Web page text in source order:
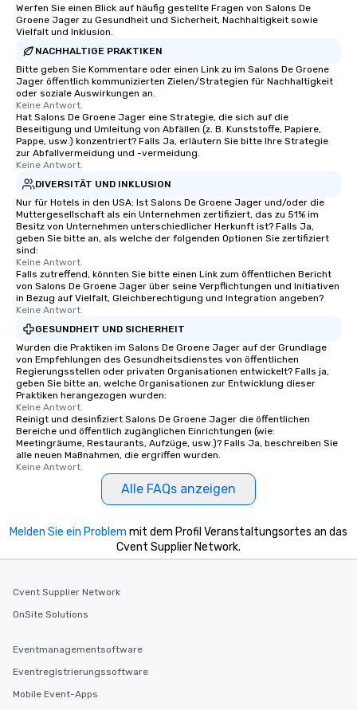
Werfen Sie einen Blick auf häufig gestellte Fragen von Salons De
Groene Jager zu Gesundheit und Sicherheit, Nachhaltigkeit sowie
Vielfalt und Inklusion.
NACHHALTIGE PRAKTIKEN
Bitte geben Sie Kommentare oder einen Link zu im Salons De Groene
Jager öffentlich kommunizierten Zielen/Strategien für Nachhaltigkeit
oder soziale Auswirkungen an.
Keine Antwort.
Hat Salons De Groene Jager eine Strategie, die sich auf die
Beseitigung und Umleitung von Abfällen (z. B. Kunststoffe, Papiere,
Pappe, usw.) konzentriert? Falls Ja, erläutern Sie bitte Ihre Strategie
zur Abfallvermeidung und -vermeidung.
Keine Antwort.
DIVERSITÄT UND INKLUSION
Nur für Hotels in den USA: Ist Salons De Groene Jager und/oder die
Muttergesellschaft als ein Unternehmen zertifiziert, das zu 51% im
Besitz von Unternehmen unterschiedlicher Herkunft ist? Falls Ja,
geben Sie bitte an, als welche der folgenden Optionen Sie zertifiziert
sind:
Keine Antwort.
Falls zutreffend, könnten Sie bitte einen Link zum öffentlichen Bericht
von Salons De Groene Jager über seine Verpflichtungen und Initiativen
in Bezug auf Vielfalt, Gleichberechtigung und Integration angeben?
Keine Antwort.
GESUNDHEIT UND SICHERHEIT
Wurden die Praktiken im Salons De Groene Jager auf der Grundlage
von Empfehlungen des Gesundheitsdienstes von öffentlichen
Regierungsstellen oder privaten Organisationen entwickelt? Falls ja,
geben Sie bitte an, welche Organisationen zur Entwicklung dieser
Praktiken herangezogen wurden:
Keine Antwort.
Reinigt und desinfiziert Salons De Groene Jager die öffentlichen
Bereiche und öffentlich zugänglichen Einrichtungen (wie:
Meetingräume, Restaurants, Aufzüge, usw.)? Falls Ja, beschreiben Sie
alle neuen Maßnahmen, die ergriffen wurden.
Keine Antwort.
Alle FAQs anzeigen
Melden Sie ein Problem mit dem Profil Veranstaltungsortes an das
Cvent Supplier Network.
Cvent Supplier Network
OnSite Solutions
Eventmanagementsoftware
Eventregistrierungssoftware
Mobile Event-Apps